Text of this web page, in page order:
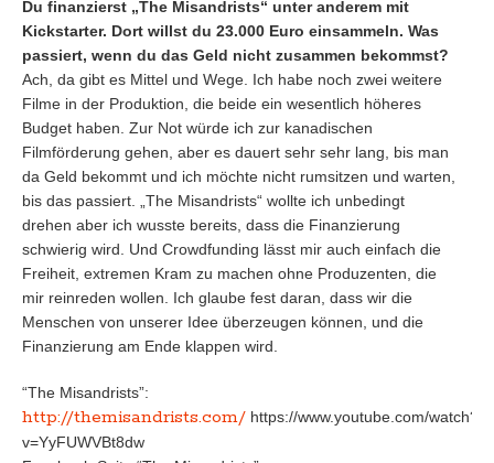
Du finanzierst „The Misandrists“ unter anderem mit
Kickstarter. Dort willst du 23.000 Euro einsammeln. Was
passiert, wenn du das Geld nicht zusammen bekommst?
Ach, da gibt es Mittel und Wege. Ich habe noch zwei weitere
Filme in der Produktion, die beide ein wesentlich höheres
Budget haben. Zur Not würde ich zur kanadischen
Filmförderung gehen, aber es dauert sehr sehr lang, bis man
da Geld bekommt und ich möchte nicht rumsitzen und warten,
bis das passiert. „The Misandrists“ wollte ich unbedingt
drehen aber ich wusste bereits, dass die Finanzierung
schwierig wird. Und Crowdfunding lässt mir auch einfach die
Freiheit, extremen Kram zu machen ohne Produzenten, die
mir reinreden wollen. Ich glaube fest daran, dass wir die
Menschen von unserer Idee überzeugen können, und die
Finanzierung am Ende klappen wird.
“The Misandrists”:
http://themisandrists.com/ https://www.youtube.com/watch?
v=YyFUWVBt8dw